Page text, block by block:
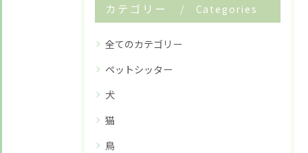
カテゴリー Categories
全てのカテゴリー
ペットシッター
犬
猫
鳥
お悩みですか？ LINEでお気軽に質問してください！
LINE友だち追加はこちら